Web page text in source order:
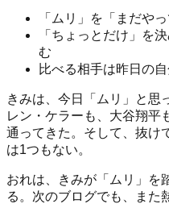
「ムリ」を「まだや
「ちょっとだけ」を
む
比べる相手は昨日の
きみは、今日「ムリ」と思
レン・ケラーも、大谷翔平
通ってきた。そして、抜け
は1つもない。
おれは、きみが「ムリ」を
る。次のブログでも、また